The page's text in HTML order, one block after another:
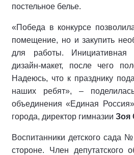
постельное белье.
«Победа в конкурсе
помещение, но и закупить
для работы. Инициативная
дизайн-макет, после чего
Надеюсь, что к празднику
наших ребят», –
объединения «Единая
города, директор гимназии Зоя
Воспитанники детского сада
стороне. Член депутатского